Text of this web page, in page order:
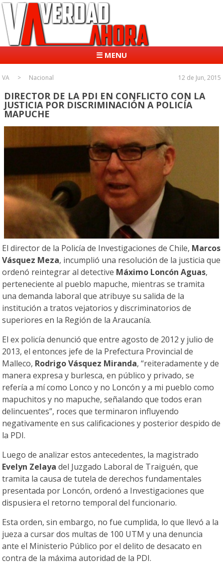
☰ MENU
VA Nacional 12 de Jun, 2015
DIRECTOR DE LA PDI EN CONFLICTO CON LA
JUSTICIA POR DISCRIMINACIÓN A POLICÍA
MAPUCHE
El director de la Policía de Investigaciones de Chile, Marcos
Vásquez Meza, incumplió una resolución de la justicia que
ordenó reintegrar al detective Máximo Loncón Aguas,
perteneciente al pueblo mapuche, mientras se tramita
una demanda laboral que atribuye su salida de la
institución a tratos vejatorios y discriminatorios de
superiores en la Región de la Araucanía.
El ex policía denunció que entre agosto de 2012 y julio de
2013, el entonces jefe de la Prefectura Provincial de
Malleco, Rodrigo Vásquez Miranda, “reiteradamente y de
manera expresa y burlesca, en público y privado, se
refería a mí como Lonco y no Loncón y a mi pueblo como
mapuchitos y no mapuche, señalando que todos eran
delincuentes”, roces que terminaron influyendo
negativamente en sus calificaciones y posterior despido de
la PDI.
Luego de analizar estos antecedentes, la magistrado
Evelyn Zelaya del Juzgado Laboral de Traiguén, que
tramita la causa de tutela de derechos fundamentales
presentada por Loncón, ordenó a Investigaciones que
dispusiera el retorno temporal del funcionario.
Esta orden, sin embargo, no fue cumplida, lo que llevó a la
jueza a cursar dos multas de 100 UTM y una denuncia
ante el Ministerio Público por el delito de desacato en
contra de la máxima autoridad de la PDI.